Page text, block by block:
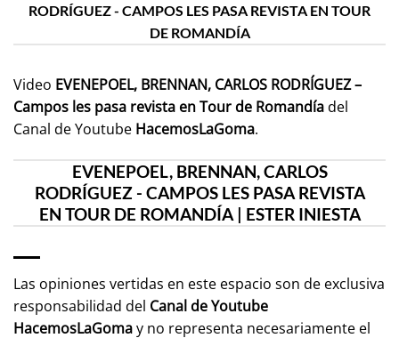
RODRÍGUEZ - CAMPOS LES PASA REVISTA EN TOUR
DE ROMANDÍA
Video EVENEPOEL, BRENNAN, CARLOS RODRÍGUEZ –
Campos les pasa revista en Tour de Romandíadel
Canal de Youtube HacemosLaGoma.
EVENEPOEL, BRENNAN, CARLOS
RODRÍGUEZ - CAMPOS LES PASA REVISTA
EN TOUR DE ROMANDÍA | ESTER INIESTA
Las opiniones vertidas en este espacio son de exclusiva
responsabilidad del Canal de Youtube
HacemosLaGomay no representa necesariamente el